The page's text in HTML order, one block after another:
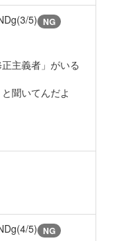
5) NG
主義者」がいる
聞いてんだよ
5) NG